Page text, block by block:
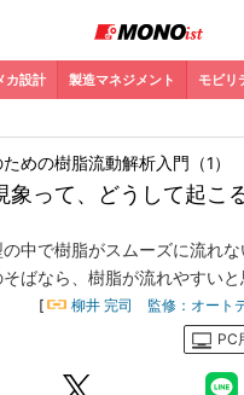
カ設計 製造マネジメント モビリ
象って、どうして起こ
めの樹脂流動解析入門（1）
中で樹脂がスムーズに流れ
ばなら、樹脂が流れやすい
[ 柳井 完司 監修：オート
PC